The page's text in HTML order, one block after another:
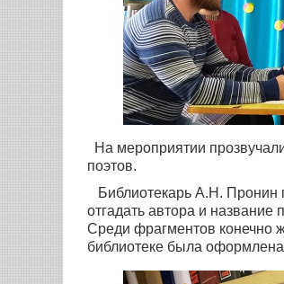
На мероприятии
поэтов.
Библиотекарь А.Н. Пронин
отгадать автора и
Среди фрагментов конечно
библиотеке была